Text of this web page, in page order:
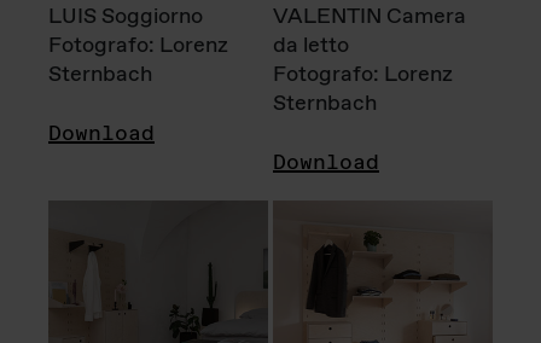
LUIS Soggiorno
Fotografo: Lorenz
Sternbach
Download
VALENTIN Camera
da letto
Fotografo: Lorenz
Sternbach
Download